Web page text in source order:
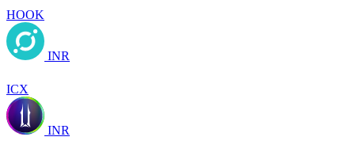
HOOK
INR
ICX
INR